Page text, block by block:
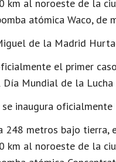
km al noroeste de la
atómica Waco, de
de la Madrid
el primer
Mundial de la Lucha
se inaugura
248 metros bajo tierra,
km al noroeste de la